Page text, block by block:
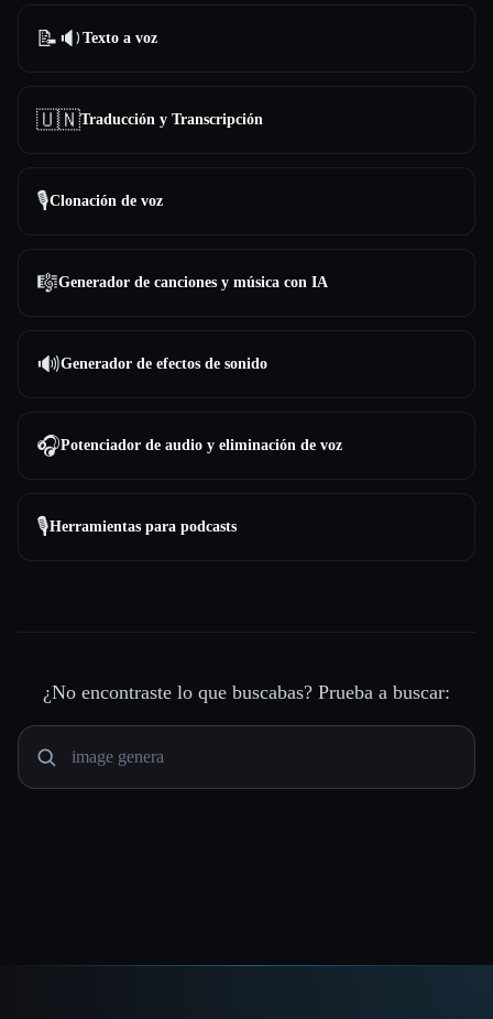
📝🔉 Texto a voz
🇺🇳Traducción y Transcripción
🎙️Clonación de voz
🎼Generador de canciones y música con IA
🔊Generador de efectos de sonido
🎧Potenciador de audio y eliminación de voz
🎙️Herramientas para podcasts
¿No encontraste lo que buscabas? Prueba a buscar: